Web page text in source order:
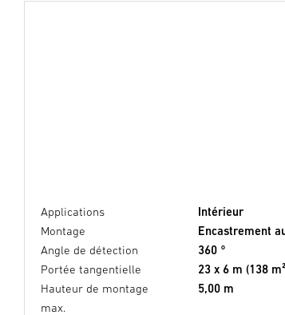
Applications
Intérieur
Montage
Encastrement
Angle de détection
360 °
Portée tangentielle
23 x 6 m (138
Hauteur de montage
max.
5,00 m